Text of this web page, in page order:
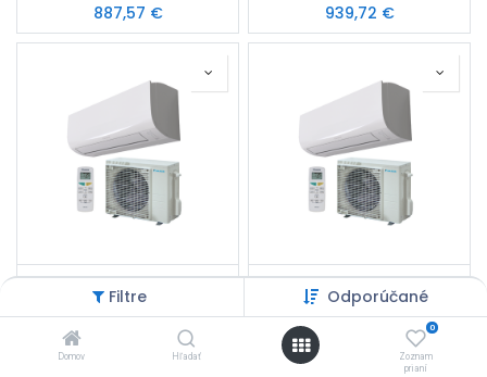
Filtre Odporúčané
Domov Hľadať
0
Zoznam
prianí
887,57 € 939,72 €
Daikin Sensira FTXF35F set
995,81€
Daikin Sensira FTXF42F set
1 195,56 €